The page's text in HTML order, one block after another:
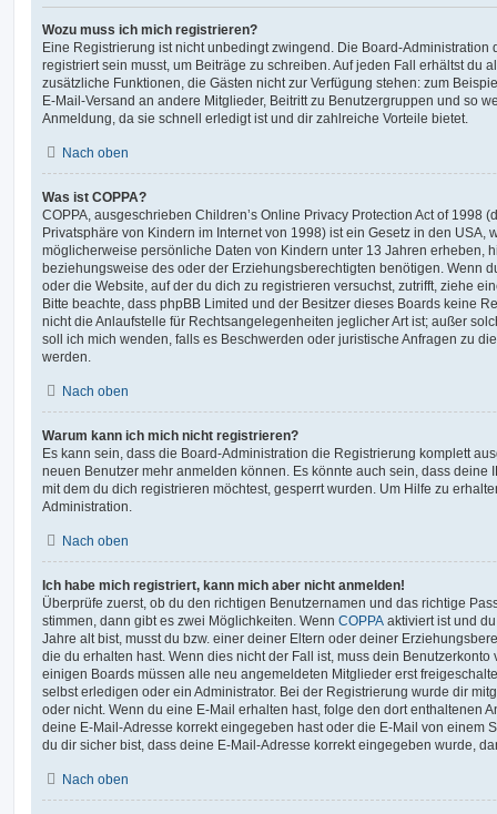
Wozu muss ich mich registrieren?
Eine Registrierung ist nicht unbedingt zwingend. Die Board-Administration
registriert sein musst, um Beiträge zu schreiben. Auf jeden Fall erhältst du
zusätzliche Funktionen, die Gästen nicht zur Verfügung stehen: zum
E-Mail-Versand an andere Mitglieder, Beitritt zu Benutzergruppen und so
Anmeldung, da sie schnell erledigt ist und dir zahlreiche Vorteile bietet.
Nach oben
Was ist COPPA?
COPPA, ausgeschrieben Children’s Online Privacy Protection Act of 1998
Privatsphäre von Kindern im Internet von 1998) ist ein Gesetz in den USA,
möglicherweise persönliche Daten von Kindern unter 13 Jahren erheben,
beziehungsweise des oder der Erziehungsberechtigten benötigen. Wenn
oder die Website, auf der du dich zu registrieren versuchst, zutrifft, ziehe
Bitte beachte, dass phpBB Limited und der Besitzer dieses Boards keine
nicht die Anlaufstelle für Rechtsangelegenheiten jeglicher Art ist; außer
soll ich mich wenden, falls es Beschwerden oder juristische Anfragen zu
werden.
Nach oben
Warum kann ich mich nicht registrieren?
Es kann sein, dass die Board-Administration die Registrierung komplett
neuen Benutzer mehr anmelden können. Es könnte auch sein, dass deine
mit dem du dich registrieren möchtest, gesperrt wurden. Um Hilfe zu
Administration.
Nach oben
Ich habe mich registriert, kann mich aber nicht anmelden!
Überprüfe zuerst, ob du den richtigen Benutzernamen und das richtige
stimmen, dann gibt es zwei Möglichkeiten. Wenn COPPA aktiviert ist und
Jahre alt bist, musst du bzw. einer deiner Eltern oder deiner
die du erhalten hast. Wenn dies nicht der Fall ist, muss dein
einigen Boards müssen alle neu angemeldeten Mitglieder erst
selbst erledigen oder ein Administrator. Bei der Registrierung wurde dir
oder nicht. Wenn du eine E-Mail erhalten hast, folge den dort enthaltenen
deine E-Mail-Adresse korrekt eingegeben hast oder die E-Mail von einem
du dir sicher bist, dass deine E-Mail-Adresse korrekt eingegeben wurde,
Nach oben